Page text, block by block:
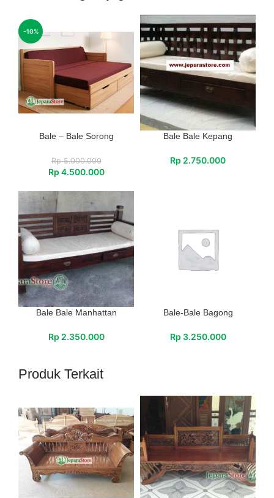
-10%
Bale – Bale Sorong
Rp5.000.000
Rp 4.500.000
Bale Bale Kepang
Rp 2.750.000
Bale Bale Manhattan
Rp 2.350.000
Bale-Bale Bagong
Rp 3.250.000
Produk Terkait